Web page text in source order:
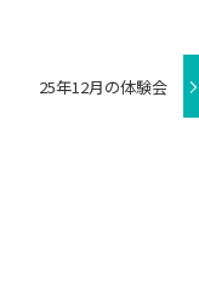
25年12月の体験会